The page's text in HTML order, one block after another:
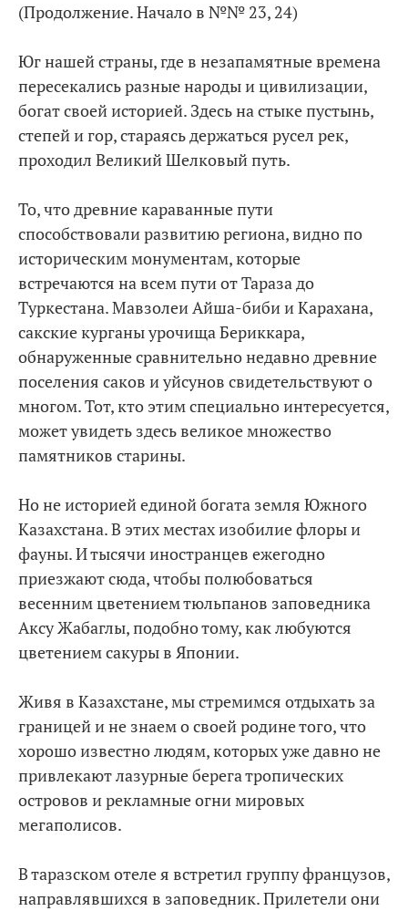
(Продолжение. Начало в №№ 23, 24)
Юг нашей страны, где в незапамятные времена
пересекались разные народы и цивилизации,
богат своей историей. Здесь на стыке пустынь,
степей и гор, стараясь держаться русел рек,
проходил Великий Шелковый путь.
То, что древние караванные пути
способствовали развитию региона, видно по
историческим монументам, которые
встречаются на всем пути от Тараза до
Туркестана. Мавзолеи Айша-биби и Карахана,
сакские курганы урочища Бериккара,
обнаруженные сравнительно недавно древние
поселения саков и уйсунов свидетельствуют о
многом. Тот, кто этим специально интересуется,
может увидеть здесь великое множество
памятников старины.
Но не историей единой богата земля Южного
Казахстана. В этих местах изобилие флоры и
фауны. И тысячи иностранцев ежегодно
приезжают сюда, чтобы полюбоваться
весенним цветением тюльпанов заповедника
Аксу Жабаглы, подобно тому, как любуются
цветением сакуры в Японии.
Живя в Казахстане, мы стремимся отдыхать за
границей и не знаем о своей родине того, что
хорошо известно людям, которых уже давно не
привлекают лазурные берега тропических
островов и рекламные огни мировых
мегаполисов.
В таразском отеле я встретил группу французов,
направлявшихся в заповедник. Прилетели они